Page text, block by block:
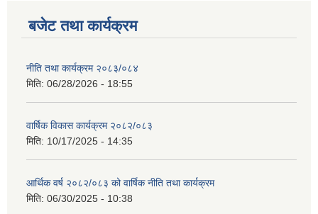
बजेट तथा कार्यक्रम
नीति तथा कार्यक्रम २०८३/०८४
मिति: 06/28/2026 - 18:55
वार्षिक विकास कार्यक्रम २०८२/०८३
मिति: 10/17/2025 - 14:35
आर्थिक वर्ष २०८२/०८३ को वार्षिक नीति तथा कार्यक्रम
मिति: 06/30/2025 - 10:38